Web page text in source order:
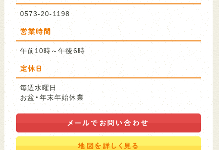
0573-20-1198
営業時間
午前10時～午後6時
定休日
毎週水曜日
お盆・年末年始休業
メールで お問い合わせ
地図を詳しく見る